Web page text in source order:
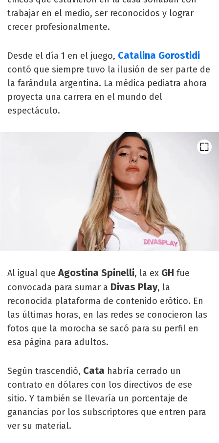
trabajar en el medio, ser reconocidos y lograr
crecer profesionalmente.
Desde el día 1 en el juego, Catalina Gorostidi
contó que siempre tuvo la ilusión de ser parte de
la farándula argentina. La médica pediatra ahora
proyecta una carrera en el mundo del
espectáculo.
Al igual queAgostina Spinelli, la ex GH fue
convocada para sumar a Divas Play, la
reconocida plataforma de contenido erótico. En
las últimas horas, en las redes se conocieron las
fotos que la morocha se sacó para su perfil en
esa página para adultos.
Según trascendió, Cata habría cerrado un
contrato en dólares con los directivos de ese
sitio. Y también se llevaría un porcentaje de
ganancias por los subscriptores que entren para
ver su material.